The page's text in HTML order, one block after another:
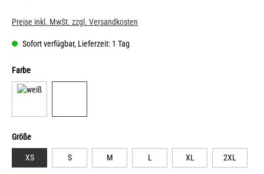
Preise inkl. MwSt. zzgl. Versandkosten
Sofort verfügbar, Lieferzeit: 1 Tag
Farbe
Größe
XS S M L XL 2XL